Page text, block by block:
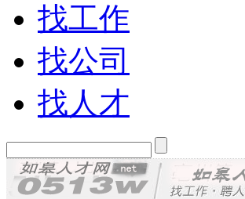
找工作
找公司
找人才